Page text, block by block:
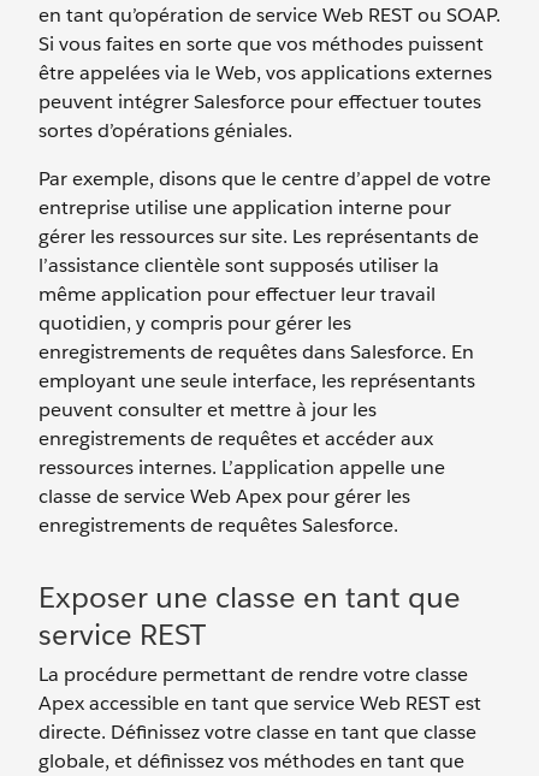
en tant qu’opération de service Web REST ou SOAP.
Si vous faites en sorte que vos méthodes puissent
être appelées via le Web, vos applications externes
peuvent intégrer Salesforce pour effectuer toutes
sortes d’opérations géniales.
Par exemple, disons que le centre d’appel de votre
entreprise utilise une application interne pour
gérer les ressources sur site. Les représentants de
l’assistance clientèle sont supposés utiliser la
même application pour effectuer leur travail
quotidien, y compris pour gérer les
enregistrements de requêtes dans Salesforce. En
employant une seule interface, les représentants
peuvent consulter et mettre à jour les
enregistrements de requêtes et accéder aux
ressources internes. L’application appelle une
classe de service Web Apex pour gérer les
enregistrements de requêtes Salesforce.
Exposer une classe en tant que
service REST
La procédure permettant de rendre votre classe
Apex accessible en tant que service Web REST est
directe. Définissez votre classe en tant que classe
globale, et définissez vos méthodes en tant que